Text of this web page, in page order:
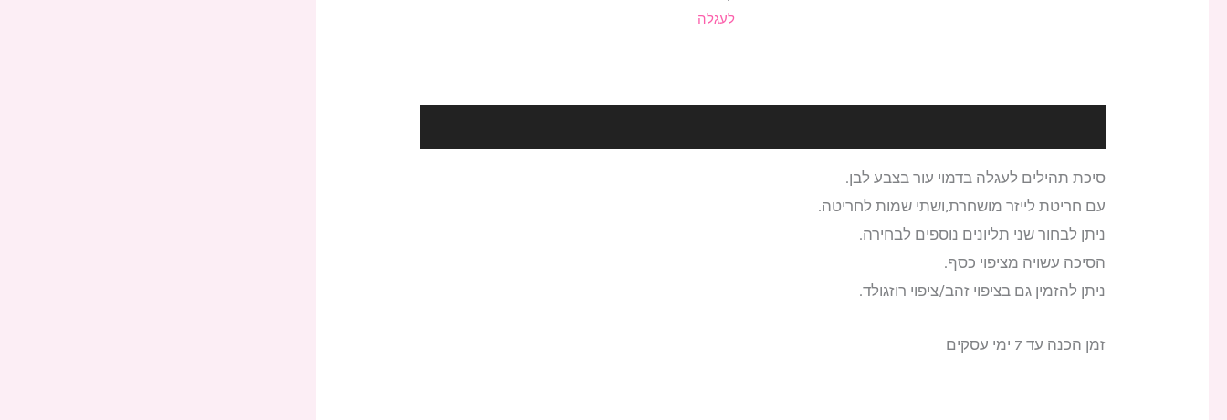
לעגלה
סיכת תהילים לעגלה בדמוי עור בצבע לבן.
עם חריטת לייזר מושחרת,ושתי שמות לחריטה.
ניתן לבחור שני תליונים נוספים לבחירה.
הסיכה עשויה מציפוי כסף.
ניתן להזמין גם בציפוי זהב/ציפוי רוזגולד.
זמן הכנה עד 7 ימי עסקים